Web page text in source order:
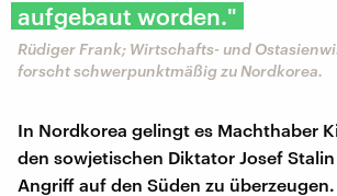
aufgebaut worden."
Rüdiger Frank; Wirtschafts- und
forscht schwerpunktmäßig zu Nordkorea.
In Nordkorea gelingt es Machthaber
den sowjetischen Diktator Josef
Angriff auf den Süden zu